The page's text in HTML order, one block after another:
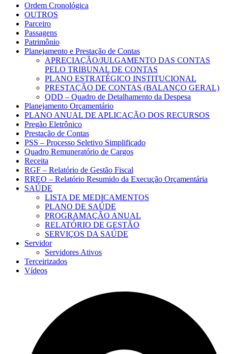
Ordem Cronológica
OUTROS
Parceiro
Passagens
Patrimônio
Planejamento e Prestação de Contas
APRECIAÇÃO/JULGAMENTO DAS CONTAS
PELO TRIBUNAL DE CONTAS
PLANO ESTRATÉGICO INSTITUCIONAL
PRESTAÇÃO DE CONTAS (BALANÇO GERAL)
QDD – Quadro de Detalhamento da Despesa
Planejamento Orçamentário
PLANO ANUAL DE APLICAÇÃO DOS RECURSOS
Pregão Eletrônico
Prestação de Contas
PSS – Processo Seletivo Simplificado
Quadro Remuneratório de Cargos
Receita
RGF – Relatório de Gestão Fiscal
RREO – Relatório Resumido da Execução Orçamentária
SAÚDE
LISTA DE MEDICAMENTOS
PLANO DE SAÚDE
PROGRAMAÇÃO ANUAL
RELATÓRIO DE GESTÃO
SERVIÇOS DA SAÚDE
Servidor
Servidores Ativos
Terceirizados
Vídeos